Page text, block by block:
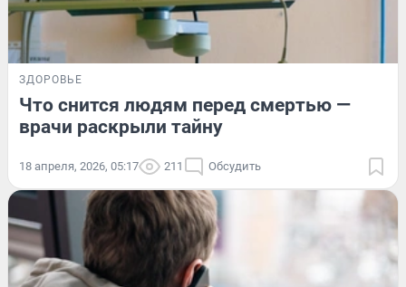
ЗДОРОВЬЕ
Что снится людям перед смертью —
врачи раскрыли тайну
18 апреля, 2026, 05:17 211 Обсудить